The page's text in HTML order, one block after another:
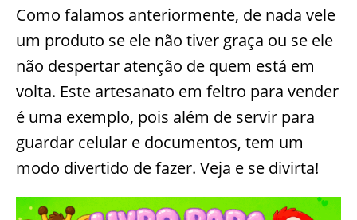
Como falamos anteriormente, de nada vele
um produto se ele não tiver graça ou se ele
não despertar atenção de quem está em
volta. Este artesanato em feltro para vender
é uma exemplo, pois além de servir para
guardar celular e documentos, tem um
modo divertido de fazer. Veja e se divirta!